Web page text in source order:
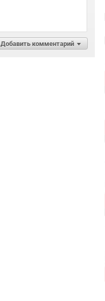
Добавить комментарий